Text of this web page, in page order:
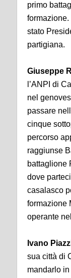
primo
stato
partigiana.
Giuseppe
l’ANPI di
nel
passare
cinque
percorso
raggiunse
battaglione
dove
casalasco
formazione
operante
Ivano
sua città di
mandarlo